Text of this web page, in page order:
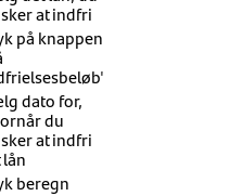
at indfri
på knappen
dato for,
du
at indfri
beregn